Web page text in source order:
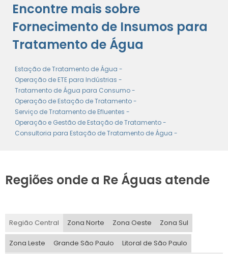
SISTEMAS DE TRATAMENTO DE ÁGUA
Encontre mais sobre
Fornecimento de Insumos para
Tratamento de Água
Estação de Tratamento de Água -
Operação de ETE para Indústrias -
Tratamento de Água para Consumo -
Operação de Estação de Tratamento -
Serviço de Tratamento de Efluentes -
Operação e Gestão de Estação de Tratamento -
Consultoria para Estação de Tratamento de Água -
Regiões onde a Re Águas atende
Região Central Zona Norte Zona Oeste Zona Sul
Zona Leste Grande São Paulo Litoral de São Paulo